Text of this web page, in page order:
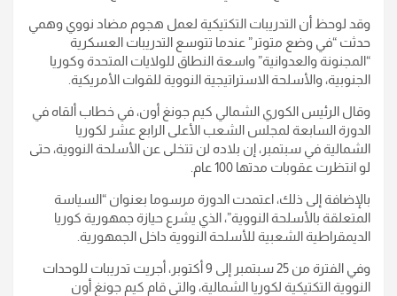
وقد لوحظ أن التدريبات التكتيكية لعمل هجوم مضاد نووي وهمي
حدثت “في وضع متوتر” عندما تتوسع التدريبات العسكرية
“المجنونة والعدوانية” واسعة النطاق للولايات المتحدة وكوريا
الجنوبية، والأسلحة الاستراتيجية النووية للقوات الأمريكية.
وقال الرئيس الكوري الشمالي كيم جونغ أون، في خطاب ألقاه في
الدورة السابعة لمجلس الشعب الأعلى الرابع عشر لكوريا
الشمالية في سبتمبر، إن بلاده لن تتخلى عن الأسلحة النووية، حتى
لو انتظرت عقوبات مدتها 100 عام.
بالإضافة إلى ذلك، اعتمدت الدورة مرسوما بعنوان “السياسة
المتعلقة بالأسلحة النووية”، الذي يشرع حيازة جمهورية كوريا
الديمقراطية الشعبية للأسلحة النووية داخل الجمهورية.
وفي الفترة من 25 سبتمبر إلى 9 أكتوبر، أجريت تدريبات للوحدات
النووية التكتيكية لكوريا الشمالية، والتي قام كيم جونغ أون